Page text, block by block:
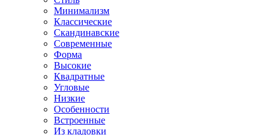
Минимализм
Классические
Скандинавские
Современные
Форма
Высокие
Квадратные
Угловые
Низкие
Особенности
Встроенные
Из кладовки